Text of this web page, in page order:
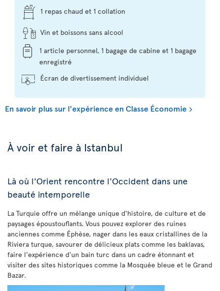
1 repas chaud et 1 collation
Vin et boissons sans alcool
1 article personnel, 1 bagage de cabine et 1 bagage
enregistré
Écran de divertissement individuel
En savoir plus sur l'expérience en Classe Économie
À voir et faire à Istanbul
Là où l'Orient rencontre l'Occident dans une
beauté intemporelle
La Turquie offre un mélange unique d'histoire, de culture et de
paysages époustouflants. Vous pouvez explorer des ruines
anciennes comme Éphèse, nager dans les eaux cristallines de la
Riviera turque, savourer de délicieux plats comme les baklavas,
faire l'expérience d'un bain turc dans un cadre étonnant et
visiter des sites historiques comme la Mosquée bleue et le Grand
Bazar.